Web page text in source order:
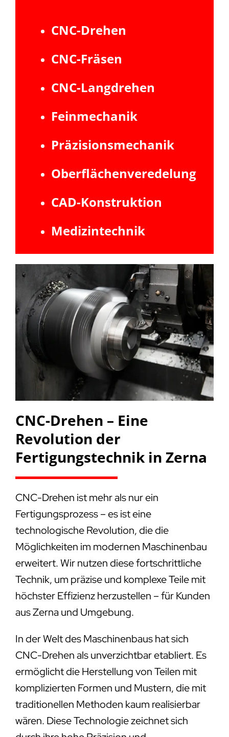
CNC-Drehen
CNC-Fräsen
CNC-Langdrehen
Feinmechanik
Präzisionsmechanik
Oberflächenveredelung
CAD-Konstruktion
Medizintechnik
CNC-Drehen – Eine
Revolution der
Fertigungstechnik in Zerna
CNC-Drehen ist mehr als nur ein
Fertigungsprozess – es ist eine
technologische Revolution, die die
Möglichkeiten im modernen Maschinenbau
erweitert. Wir nutzen diese fortschrittliche
Technik, um präzise und komplexe Teile mit
höchster Effizienz herzustellen – für Kunden
aus Zerna und Umgebung.
In der Welt des Maschinenbaus hat sich
CNC-Drehen als unverzichtbar etabliert. Es
ermöglicht die Herstellung von Teilen mit
komplizierten Formen und Mustern, die mit
traditionellen Methoden kaum realisierbar
wären. Diese Technologie zeichnet sich